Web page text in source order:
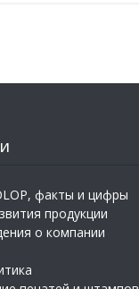
факты и цифры
продукции
о компании